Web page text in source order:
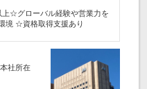
☆グローバル経験や営業力を
境 ☆資格取得支援あり
社所在